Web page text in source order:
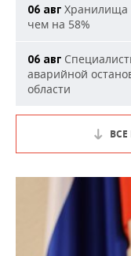
06 авг Хранилища
чем на 58%
06 авг
аварийной
области